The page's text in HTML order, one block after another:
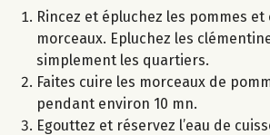
Rincez et épluchez les pommes et
morceaux. Epluchez les
simplement les quartiers.
Faites cuire les morceaux de
pendant environ 10 mn.
Egouttez et réservez l’eau de